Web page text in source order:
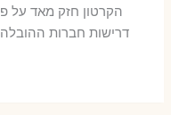
הקרטון חזק מאד על
דרישות חברות